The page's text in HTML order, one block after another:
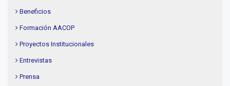
Beneficios
Formación AACOP
Proyectos Institucionales
Entrevistas
Prensa